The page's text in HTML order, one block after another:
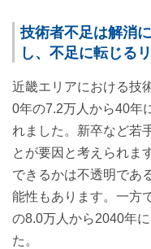
技術者不足は解消
し、不足に転じる
近畿エリアにおける技
0年の7.2万人から40年
れました。新卒など若
とが要因と考えられま
できるかは不透明であ
能性もあります。一方
の8.0万人から2040年
た。